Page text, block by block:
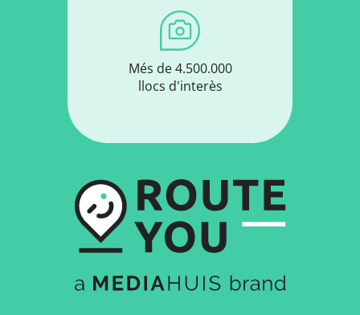
Més de 4.500.000
llocs d'interès